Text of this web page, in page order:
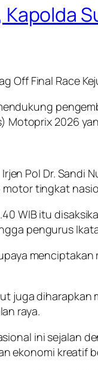
Off Final Race
Motoprix 2026
Pol Dr. Sandi
tingkat
WIB itu
pengurus
juga
raya.
ini sejalan
ekonomi kreatif